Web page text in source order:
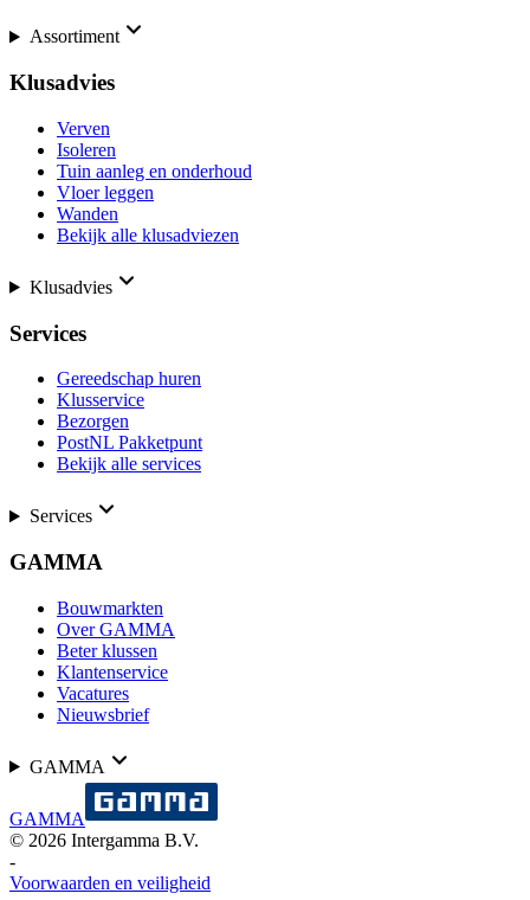
Assortiment
Klusadvies
Verven
Isoleren
Tuin aanleg en onderhoud
Vloer leggen
Wanden
Bekijk alle klusadviezen
Klusadvies
Services
Gereedschap huren
Klusservice
Bezorgen
PostNL Pakketpunt
Bekijk alle services
Services
GAMMA
Bouwmarkten
Over GAMMA
Beter klussen
Klantenservice
Vacatures
Nieuwsbrief
GAMMA
GAMMA
© 2026 Intergamma B.V.
-
Voorwaarden en veiligheid